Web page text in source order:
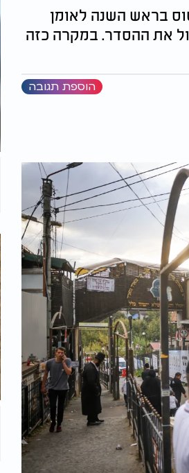
בראש השנה לאומן
את ההסדר. במקרה כזה
הוספת תגובה